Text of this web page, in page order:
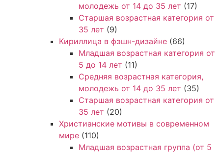
молодежь от 14 до 35 лет (17)
Старшая возрастная категория от
35 лет (9)
Кириллица в фэшн-дизайне (66)
Младшая возрастная категория от
5 до 14 лет (11)
Средняя возрастная категория,
молодежь от 14 до 35 лет (35)
Старшая возрастная категория от
35 лет (20)
Христианские мотивы в современном
мире (110)
Младшая возрастная группа (от 5